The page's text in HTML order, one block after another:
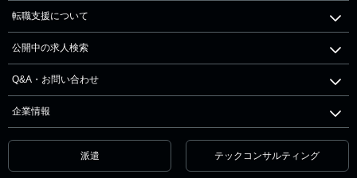
転職支援について
公開中の求人検索
Q&A・お問い合わせ
企業情報
派遣 テックコンサルティング